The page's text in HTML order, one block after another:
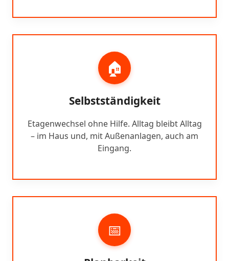
🏠
Selbstständigkeit
Etagenwechsel ohne Hilfe. Alltag bleibt Alltag
– im Haus und, mit Außenanlagen, auch am
Eingang.
📅